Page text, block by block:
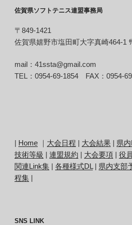
佐賀県ソフトテニス連盟事務局
〒849-1421
佐賀県嬉野市塩田町大字真崎464-1
mail：41ssta@gmail.com
TEL：0954-69-1854 FAX：0954-
| Home ｜ 大会日程 | 大会結果 | 県
技術等級 | 連盟規約 | 大会要項 | 役
関連Link集 | 各種様式DL | 県内支部
程集 |
SNS LINK